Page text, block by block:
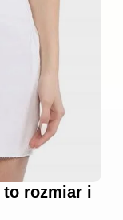
rozmiar i